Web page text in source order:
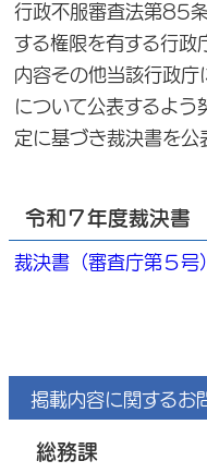
行政不服審査法第85
する権限を有する行政
内容その他当該行政庁
について公表するよう
定に基づき裁決書を公
令和７年度裁決書
裁決書（審査庁第５号
掲載内容に関するお
総務課